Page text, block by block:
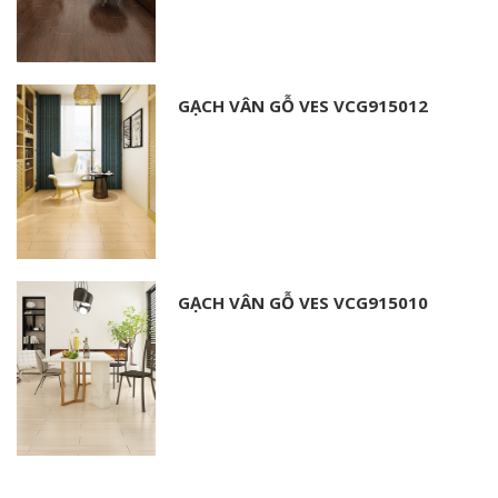
GẠCH VÂN GỖ VES VCG915012
GẠCH VÂN GỖ VES VCG915010